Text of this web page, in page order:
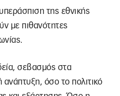
της εθνικής
με πιθανότητες
σεβασμός στα
ανάπτυξη, όσο το πολιτικό